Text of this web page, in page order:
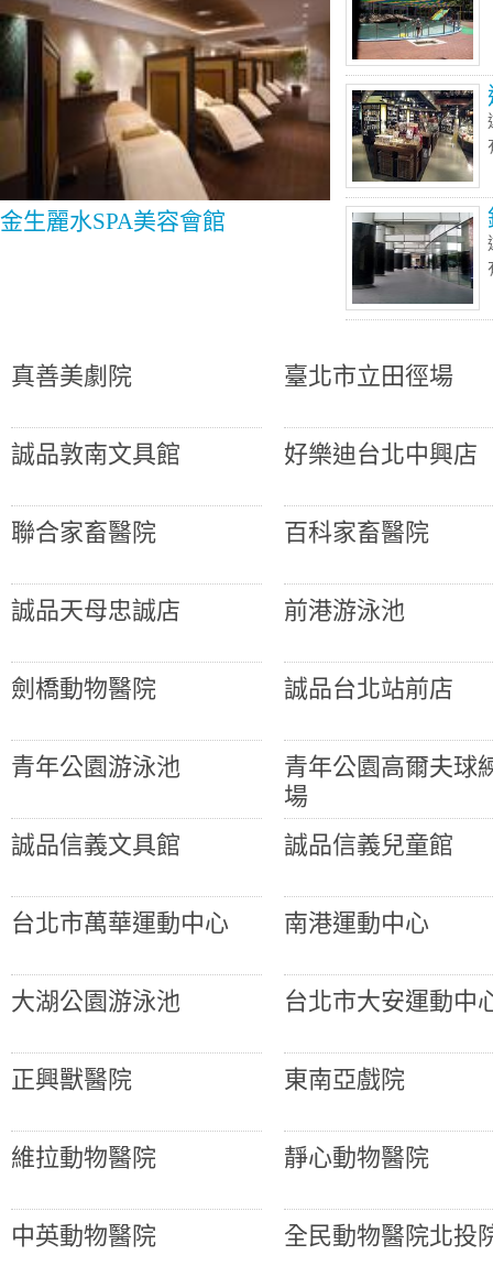
金生麗水SPA美容會館
真善美劇院 臺北市立田徑場
誠品敦南文具館 好樂迪台北中興店
聯合家畜醫院 百科家畜醫院
誠品天母忠誠店 前港游泳池
劍橋動物醫院 誠品台北站前店
青年公園游泳池
青年公園高爾夫球
場
誠品信義文具館
誠品信義兒童館
台北市萬華運動中心 南港運動中心
大湖公園游泳池 台北市大安運動中
正興獸醫院 東南亞戲院
維拉動物醫院 靜心動物醫院
中英動物醫院 全民動物醫院北投